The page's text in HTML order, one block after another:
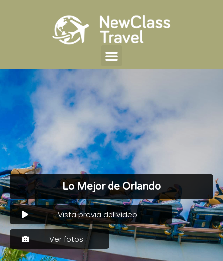
Lo Mejor de Orlando
Ver fotos
Vista previa del vídeo